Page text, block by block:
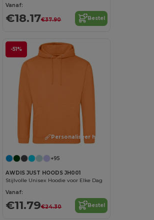
Vanaf:
€18.17€37.90 Bestel
-51%
Personaliseer het!
+95
AWDIS JUST HOODS JH001
Stijlvolle Unisex Hoodie voor Elke Dag
Vanaf:
€11.79€24.30 Bestel